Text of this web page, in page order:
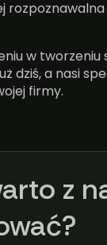
w
dziś, a nasi
firmy.
z